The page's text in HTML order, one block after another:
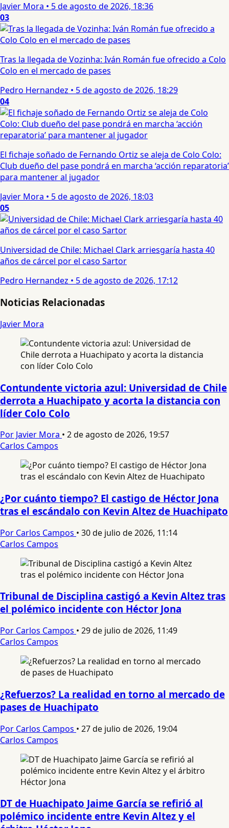
Javier Mora • 5 de agosto de 2026, 18:36
03
Tras la llegada de Vozinha: Iván Román fue ofrecido a Colo
Colo en el mercado de pases
Pedro Hernandez • 5 de agosto de 2026, 18:29
04
El fichaje soñado de Fernando Ortiz se aleja de Colo Colo:
Club dueño del pase pondrá en marcha ‘acción reparatoria’
para mantener al jugador
Javier Mora • 5 de agosto de 2026, 18:03
05
Universidad de Chile: Michael Clark arriesgaría hasta 40
años de cárcel por el caso Sartor
Pedro Hernandez • 5 de agosto de 2026, 17:12
Noticias Relacionadas
Javier Mora
Contundente victoria azul: Universidad de Chile
derrota a Huachipato y acorta la distancia con
líder Colo Colo
Por Javier Mora • 2 de agosto de 2026, 19:57
Carlos Campos
¿Por cuánto tiempo? El castigo de Héctor Jona
tras el escándalo con Kevin Altez de Huachipato
Por Carlos Campos • 30 de julio de 2026, 11:14
Carlos Campos
Tribunal de Disciplina castigó a Kevin Altez tras
el polémico incidente con Héctor Jona
Por Carlos Campos • 29 de julio de 2026, 11:49
Carlos Campos
¿Refuerzos? La realidad en torno al mercado de
pases de Huachipato
Por Carlos Campos • 27 de julio de 2026, 19:04
Carlos Campos
DT de Huachipato Jaime García se refirió al
polémico incidente entre Kevin Altez y el